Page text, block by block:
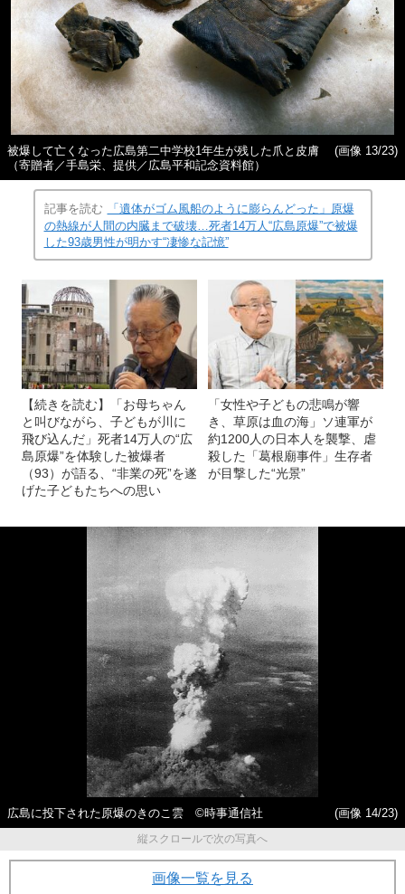
被爆して亡くなった広島第二中学校1年生が残した爪と皮膚
（寄贈者／手島栄、提供／広島平和記念資料館）
(画像 13/23)
記事を読む
「遺体がゴム風船のように膨らんどった」原爆
の熱線が人間の内臓まで破壊…死者14万人“広島原爆”で被爆
した93歳男性が明かす“凄惨な記憶”
【続きを読む】「お母ちゃん
と叫びながら、子どもが川に
飛び込んだ」死者14万人の“広
島原爆”を体験した被爆者
（93）が語る、“非業の死”を遂
げた子どもたちへの思い
「女性や子どもの悲鳴が響
き、草原は血の海」ソ連軍が
約1200人の日本人を襲撃、虐
殺した「葛根廟事件」生存者
が目撃した“光景”
広島に投下された原爆のきのこ雲 ©時事通信社
(画像 14/23)
縦スクロールで次の写真へ
画像一覧を見る